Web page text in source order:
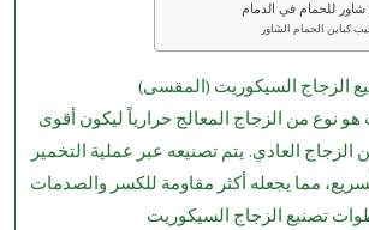
للحمام في الدمام
كباين الحمام الشاور
نوع من الزجاج المعالج حرارياً ليكون أقوى
مرات من الزجاج العادي. يتم تصنيعه عبر عملية التخمير